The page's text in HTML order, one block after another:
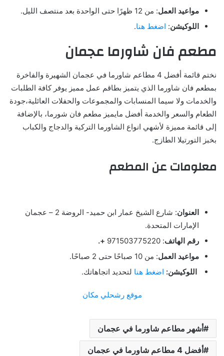
مواعيد العمل: من 12 ظهرًا حتى الواحدة بعد منتصف الليل.
اللوكيشن: اضغط هنا.
مطعم فان شاورما عجمان
نختم قائمة أفضل 4 مطاعم شاورما في عجمان الشهيرة والفاخرة
بمطعم فان شاورما الذي يتميز بطاقم عمل مميز يوفر كافة الطلبات
والخدمات ولا سيما المنسابات والمجموعات والحفلات العائلية،جودة
الطعام والسعر والخدمة أفضل مايميز مطعم فان شورما، بالإضافة
إلى قائمة مميزة لأشهي انواع الشاورما التركية والدجاج والكباب
بخبز التورتيلا الطازج.
معلومات عن المطعم
العنوان
: شارع الشيخ عمار ابن حميد- الروضة 2 – عجمان
الإمارات المتحدة.
رقم الهاتف: 971503775220
+.
مواعيد العمل: من 10 صباحًا حتى 2 صباحًا.
اللوكيشن: اضغط هنا لتحديد اتجاهاتك.
موقع رشحلي مكان
أشهر مطاعم شاورما في عجمان
أفضل 4 مطاعم شاورما في عجمان